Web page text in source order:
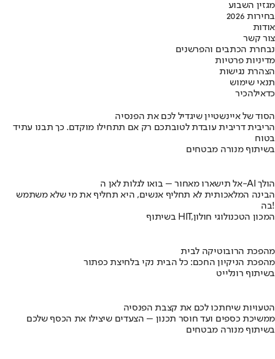
מגזין השבוע
בחירות 2026
אודות
צור קשר
נבחרת הכתבים והפרשנים
מדיניות פרטיות
הצהרת נגישות
תנאי שימוש
כדאילהכיר
הסוד של איינשטיין שיגדיל לכם את הפנסיה
הריבית דריבית עובדת לטובתכם רק אם תתחילו מוקדם. כך תבנו עתיד
בטוח
בשיתוף מנורה מבטחים
אל תישארו מאחור – בואו לגלות לאן ה-AI הולך
הבינה המלאכותית לא תחליף אנשים, היא תחליף את מי שלא משתמש
בה!
בשיתוף HIT,המכון הטכנולוגי חולון
מהפכת הרובוטיקה לבית
מהפכת הניקיון החכם: כל הבית נקי בלחיצת כפתור
בשיתוף רונלייט
הטעויות שיחתכו לכם את קצבת הפנסיה
ממשיכת כספים ועד חוסר תכנון – הצעדים שיצילו את הכסף שלכם
בשיתוף מנורה מבטחים